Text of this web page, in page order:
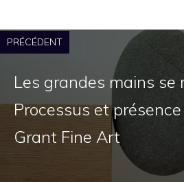
PRÉCÉDENT
Les grandes mains se
Processus et présence
Grant Fine Art